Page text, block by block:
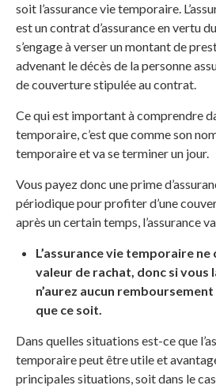
soit l’assurance vie temporaire.
est un contrat d’assurance en vertu
s’engage à verser un montant de
advenant le décès de la personne
de couverture stipulée au contrat.
Ce qui est important à comprendre
temporaire, c’est que comme son
temporaire et va se terminer un jour.
Vous payez donc une prime
périodique pour profiter d’une
après un certain temps, l’assurance
L’assurance vie temporaire
valeur de rachat, donc si vous
n’aurez aucun
que ce soit.
Dans quelles situations est-ce que
temporaire peut être utile et
principales situations, soit dans le